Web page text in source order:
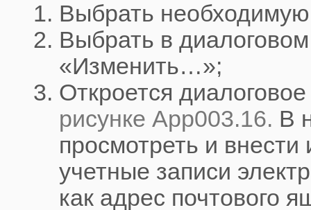
Выбрать
Выбрать в диалоговом
«Изменить…»;
Откроется
рисунке App003.16. В
просмотреть и внести
учетные записи
как адрес почтового